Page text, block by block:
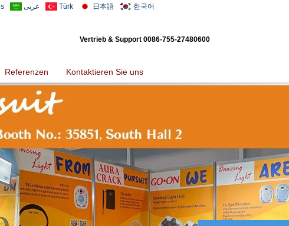
عربى Türk 日本語 한국어
Vertrieb & Support 0086-755-27480600
Referenzen Kontaktieren Sie uns